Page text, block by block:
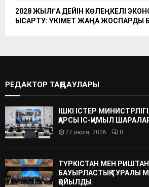
2028 ЖЫЛҒА ДЕЙІН КӨЛЕҢКЕЛІ
ҚЫСҚАРТУ: ҮКІМЕТ ЖАҢА ЖОСПАРДЫ
РЕДАКТОР ТАҢДАУЛАРЫ
ІШКІ ІСТЕР
ҚАРСЫ ІС-ҚИМЫЛ
27 июля, 2026 0
ТҮРКІСТАН МЕН
БАУЫРЛАСТЫҚ ТУРАЛЫ
ҚОЙЫЛДЫ